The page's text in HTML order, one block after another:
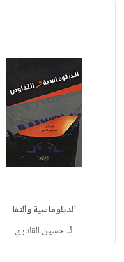
الدبلوماسية والتفا
لـحسين القادري